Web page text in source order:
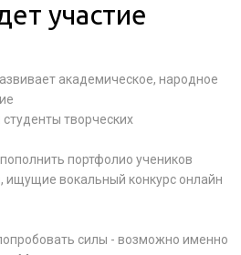
участие
академическое, народное
творческих
портфолио учеников
вокальный конкурс онлайн
силы - возможно именно